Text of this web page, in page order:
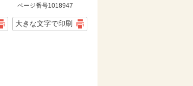
ページ番号1018947
大きな文字で印刷